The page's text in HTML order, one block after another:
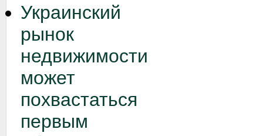
Украинский
рынок
недвижимости
может
похвастаться
первым